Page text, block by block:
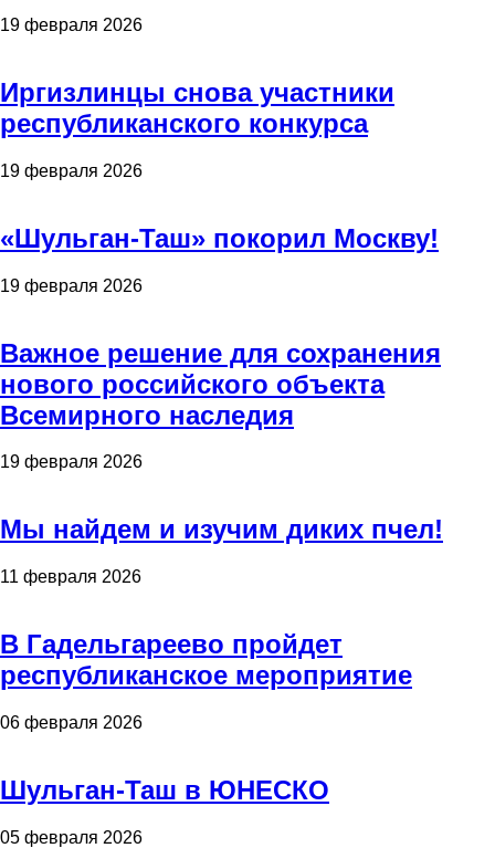
19 февраля 2026
Иргизлинцы снова участники
республиканского конкурса
19 февраля 2026
«Шульган-Таш» покорил Москву!
19 февраля 2026
Важное решение для сохранения
нового российского объекта
Всемирного наследия
19 февраля 2026
Мы найдем и изучим диких пчел!
11 февраля 2026
В Гадельгареево пройдет
республиканское мероприятие
06 февраля 2026
Шульган-Таш в ЮНЕСКО
05 февраля 2026